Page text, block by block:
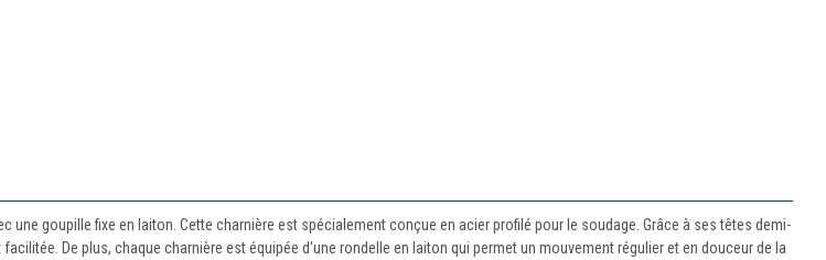
une goupille fixe en laiton. Cette charnière est spécialement conçue en acier profilé pour le soudage. Grâce à ses têtes demi-
De plus, chaque charnière est équipée d'une rondelle en laiton qui permet un mouvement régulier et en douceur de la